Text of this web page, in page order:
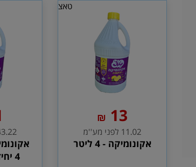
טאצ
13
₪
11.02 לפני מע''מ
אקונומיקה - 4 ליטר
43.22 לפני
4 יחידות בקרטון